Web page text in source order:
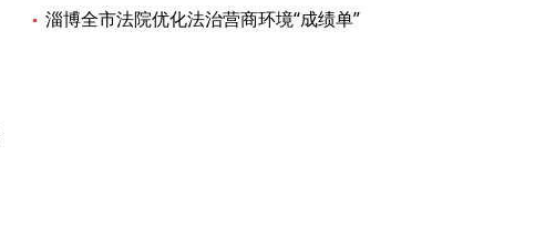
淄博全市法院优化法治营商环境“成绩单”